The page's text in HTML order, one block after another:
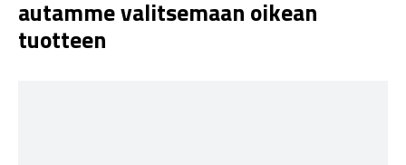
autamme valitsemaan oikean
tuotteen